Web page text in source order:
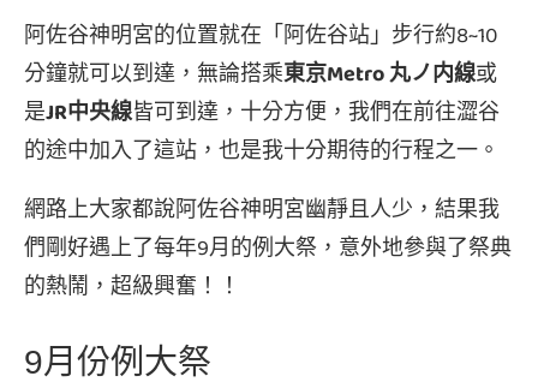
阿佐谷神明宮的位置就在「阿佐谷站」步行約8~10
分鐘就可以到達，無論搭乘東京Metro 丸ノ内線或
是JR中央線皆可到達，十分方便，我們在前往澀谷
的途中加入了這站，也是我十分期待的行程之一。
網路上大家都說阿佐谷神明宮幽靜且人少，結果我
們剛好遇上了每年9月的例大祭，意外地參與了祭典
的熱鬧，超級興奮！！
9月份例大祭